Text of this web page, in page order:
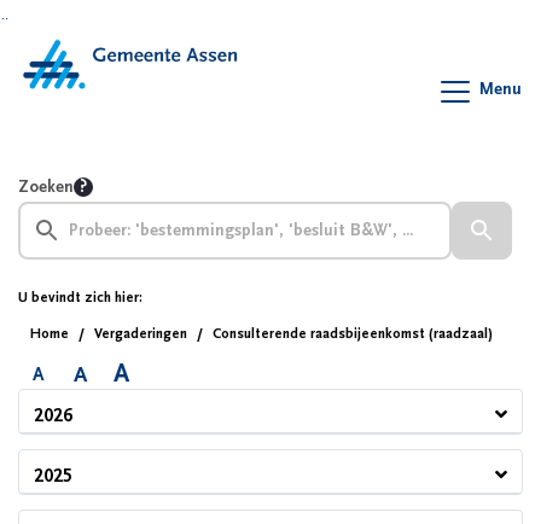
Menu
Zoeken
U bevindt zich hier:
Home Vergaderingen Consulterende raadsbijeenkomst (raadzaal)
A A A
2026
2025